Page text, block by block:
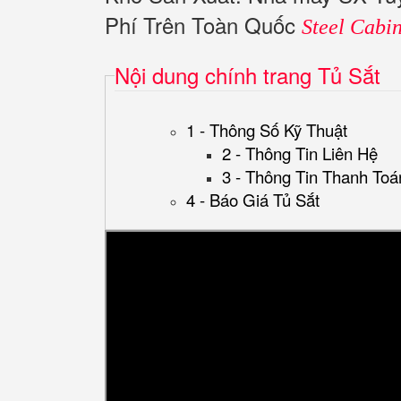
Phí Trên Toàn Quốc Steel
Nội dung chính trang Tủ Sắt
1 - Thông Số Kỹ Thuật
2 - Thông Tin Liên Hệ
3 - Thông Tin Thanh
4 - Báo Giá Tủ Sắt